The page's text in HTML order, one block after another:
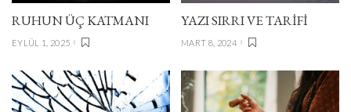
RUHUN ÜÇ KATMANI
EYLÜL 1, 2025
YAZI SIRRI VE TARİFİ
MART 8, 2024